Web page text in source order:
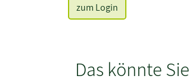
zum Login
Das könnte